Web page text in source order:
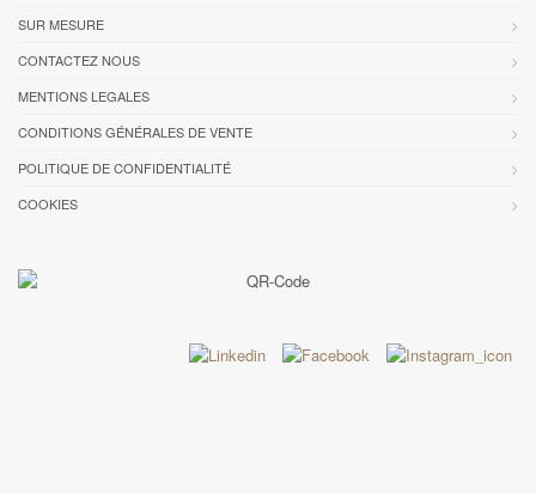
SUR MESURE
CONTACTEZ NOUS
MENTIONS LEGALES
CONDITIONS GÉNÉRALES DE VENTE
POLITIQUE DE CONFIDENTIALITÉ
COOKIES